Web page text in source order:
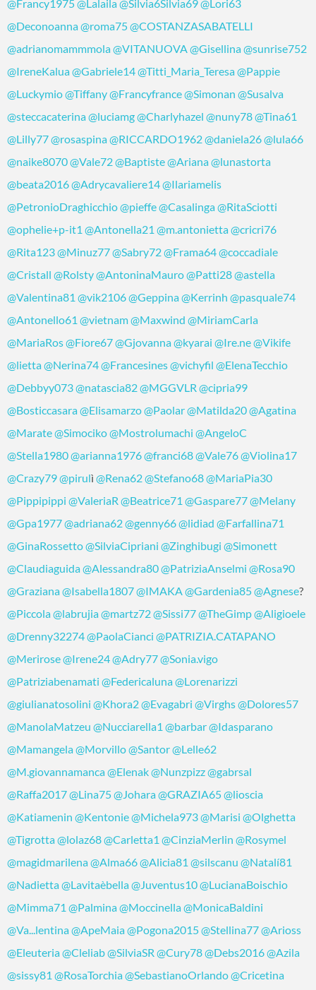
@Francy1975@Lalaila@Silvia6Silvia69@Lori63
@Deconoanna@roma75@COSTANZASABATELLI
@adrianomammmola@VITANUOVA@Gisellina@sunrise752
@IreneKalua@Gabriele14@Titti_Maria_Teresa@Pappie
@Luckymio@Tiffany@Francyfrance@Simonan @Susalva
@steccacaterina@luciamg@Charlyhazel @nuny78@Tina61
@Lilly77@rosaspina@RICCARDO1962@daniela26@lula66
@naike8070@Vale72@Baptiste@Ariana@lunastorta
@beata2016@Adrycavaliere14@Ilariamelis
@PetronioDraghicchio@pieffe@Casalinga@RitaSciotti
@ophelie+p-it1 @Antonella21 @m.antonietta@cricri76
@Rita123@Minuz77@Sabry72@Frama64@coccadiale
@Cristall @Rolsty@AntoninaMauro@Patti28@astella
@Valentina81 @vik2106@Geppina@Kerrinh @pasquale74
@Antonello61 @vietnam@Maxwind @MiriamCarla
@MariaRos@Fiore67@Gjovanna@kyarai @Ire.ne@Vikife
@lietta@Nerina74@Francesines@vichyfil @ElenaTecchio
@Debbyy073@natascia82@MGGVLR @cipria99
@Bosticcasara@Elisamarzo@Paolar@Matilda20@Agatina
@Marate@Simociko@Mostrolumachi @AngeloC
@Stella1980@arianna1976@franci68@Vale76@Violina17
@Crazy79@pirulì @Rena62@Stefano68@MariaPia30
@Pippipippi @ValeriaR @Beatrice71 @Gaspare77@Melany
@Gpa1977@adriana62@genny66@lidiad @Farfallina71
@GinaRossetto@SilviaCipriani @Zinghibugi @Simonett
@Claudiaguida@Alessandra80@PatriziaAnselmi @Rosa90
@Graziana@Isabella1807@IMAKA@Gardenia85@Agnese?
@Piccola@labrujia@martz72@Sissi77@TheGimp@Aligioele
@Drenny32274@PaolaCianci @PATRIZIA.CATAPANO
@Merirose@Irene24@Adry77@Sonia.vigo
@Patriziabenamati @Federicaluna@Lorenarizzi
@giulianatosolini @Khora2@Evagabri @Virghs@Dolores57
@ManolaMatzeu @Nucciarella1 @barbar@Idasparano
@Mamangela@Morvillo@Santor@Lelle62
@M.giovannamanca@Elenak@Nunzpizz@gabrsal
@Raffa2017@Lina75@Johara@GRAZIA65@lioscia
@Katiamenin @Kentonie@Michela973@Marisi @Olghetta
@Tigrotta@lolaz68@Carletta1 @CinziaMerlin @Rosymel
@magidmarilena@Alma66@Alicia81 @silscanu @Natalí81
@Nadietta@Lavitaèbella@Juventus10@LucianaBoischio
@Mimma71 @Palmina@Moccinella@MonicaBaldini
@Va...lentina@ApeMaia@Pogona2015@Stellina77@Arioss
@Eleuteria@Cleliab@SilviaSR @Cury78@Debs2016@Azila
@sissy81 @RosaTorchia@SebastianoOrlando@Cricetina